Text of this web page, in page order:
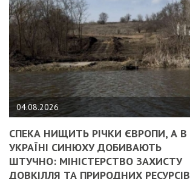
04.08.2026
СПЕКА НИЩИТЬ РІЧКИ ЄВРОПИ, А В
УКРАЇНІ СИНЮХУ ДОБИВАЮТЬ
ШТУЧНО: МІНІСТЕРСТВО ЗАХИСТУ
ДОВКІЛЛЯ ТА ПРИРОДНИХ РЕСУРСІВ